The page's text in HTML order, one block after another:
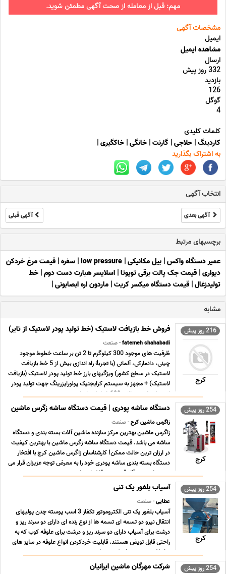
مهم: قبل از معامله از صحت آگهی مطمئن شوید.
مشخصات آگهی
ایمیل
مشاهده ایمیل
ارسال
332 روز پیش
بازدید
126
گوگل
4
کلمات کلیدی
کاردینگ| حلاجی| گارنت| خانگی| خاکگیری|
به اشتراک بگذارید
انتخاب آگهی
آگهی بعدی آگهی قبلی
برچسبهای مرتبط
عمیر دستگاه واکس| بیل مکانیکی|
low pressure
| سفره| قیمت مرغ خردکن
دیواری| قیمت جک پالت برقی تویوتا| اسلایسر هبارت دست دوم| خط
تولیدزغال| قیمت دستگاه میکسر کریت| ماردون اره ابصابونی|
مشابه
216 روز پیش
کرج
فروش خط بازیافت لاستیک (خط تولید پودر لاستیک از تایر)
fatemeh shahabadi- صنعت
ظرفیت های موجود 300 کیلوگرم تا 2 تن بر ساعت خطوط موجود
چینی، دانمارکی، آلمانی (با تجربۀ راه اندازی بیش از 5 خط بازیافت
لاستیک در سطح کشور) ویژگیهای بارز خط تولید پودر لاستیک (بازیافت
لاستیک) + مجهز به سیستم کرایجنیک پولورایزرینگ جهت تولید پودر
لاستیک با مش بالای 120 + خط تمام اتو ... ...
254 روز پیش
کرج
دستگاه ساشه پودری | قیمت دستگاه ساشه زگرس ماشین
زاگرس ماشین کرج- صنعت
زاگرس ماشین بهترین مرکز سازنده ماشین آلات بسته بندی و دستگاه
ساشه می باشد. قیمت دستگاه ساشه زگرس ماشین با بهترین کیفیت
در ارزان ترین حالت ممکن! کارشناسان زاگرس ماشین کرج با افتخار
دستگاه بسته بندی ساشه پودری خود را به معرض توجه عزیزان قرار می
دهند. این دستگاه قدرتمند و قابل اعتما ... ...
254 روز پیش
کرج
آسیاب بلغور یک تنی
عطایی- صنعت
آسیاب بلغور یک تنی الکتروموتور تکفاز 3 اسب پوسته چدن پولیهای
انتقال نیرو دو تسمه ای تسمه ها از نوع رنده ای دارای دو سرند ریز و
درشت برای آسیاب دارای دو سرند ریز و درشت برای علوفه کوب که به
راحتی قابل تویض هستند. قابلیت خردکردن انواع علوفه در سایز های
مختلف همچنین خردکردن چغندر ... ...
254 روز پیش شرکت مهرگان ماشین ایرانیان